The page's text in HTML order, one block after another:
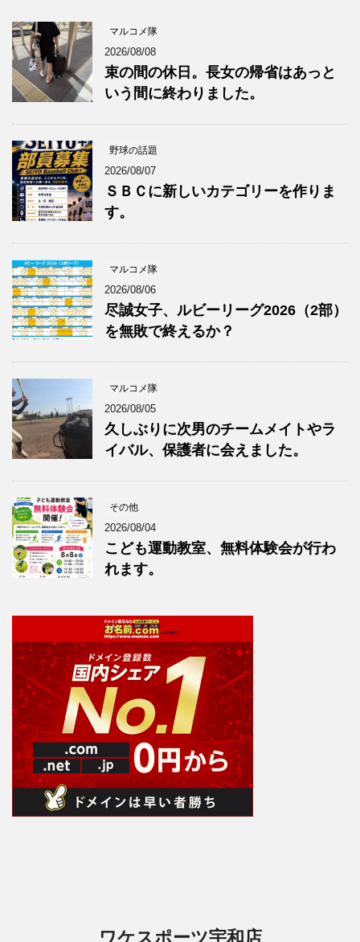
マルコメ隊
2026/08/08
束の間の休日。長女の帰省はあっと
いう間に終わりました。
野球の話題
2026/08/07
ＳＢＣに新しいカテゴリーを作りま
す。
マルコメ隊
2026/08/06
尽誠女子、ルビーリーグ2026（2部）
を無敗で終えるか？
マルコメ隊
2026/08/05
久しぶりに次男のチームメイトやラ
イバル、保護者に会えました。
その他
2026/08/04
こども運動教室、無料体験会が行わ
れます。
ワケスポーツ宇和店